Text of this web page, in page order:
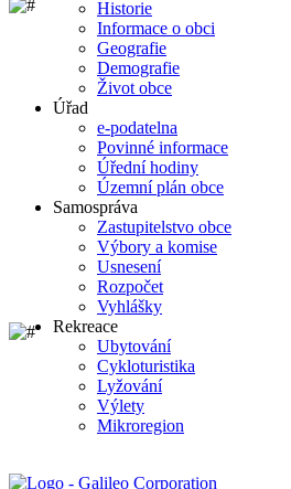
Historie
Informace o obci
Geografie
Demografie
Život obce
Úřad
e-podatelna
Povinné informace
Úřední hodiny
Územní plán obce
Samospráva
Zastupitelstvo obce
Výbory a komise
Usnesení
Rozpočet
Vyhlášky
Rekreace
Ubytování
Cykloturistika
Lyžování
Výlety
Mikroregion